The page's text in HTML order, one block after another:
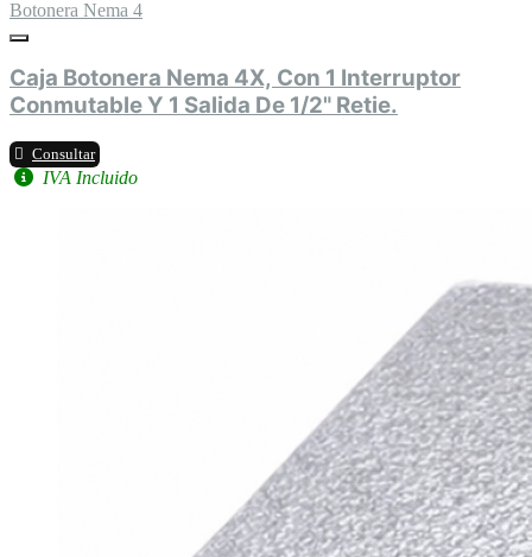
Botonera Nema 4
Caja Botonera Nema 4X, Con 1 Interruptor
Conmutable Y 1 Salida De 1/2" Retie.
Consultar
IVA Incluido